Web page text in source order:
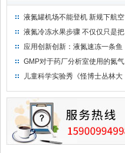
液氮罐机场不能登机 新规下航空
运输罐能否上飞机
液氮冷冻水果步骤 不仅仅只是把
水果扔到液氮中
应用创新创新：液氮速冻一条鱼
只需15分钟 保持活鲜一整年
GMP对于药厂分析室使用的氮气
钢瓶存放标准
儿童科学实验秀《怪博士丛林大
及